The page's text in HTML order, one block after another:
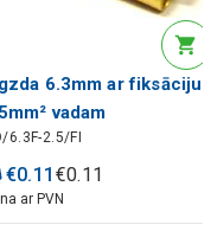
6.3mm ar fiksāciju
vadam
6.3F-2.5/FI
€0.11 €0.11
ar PVN